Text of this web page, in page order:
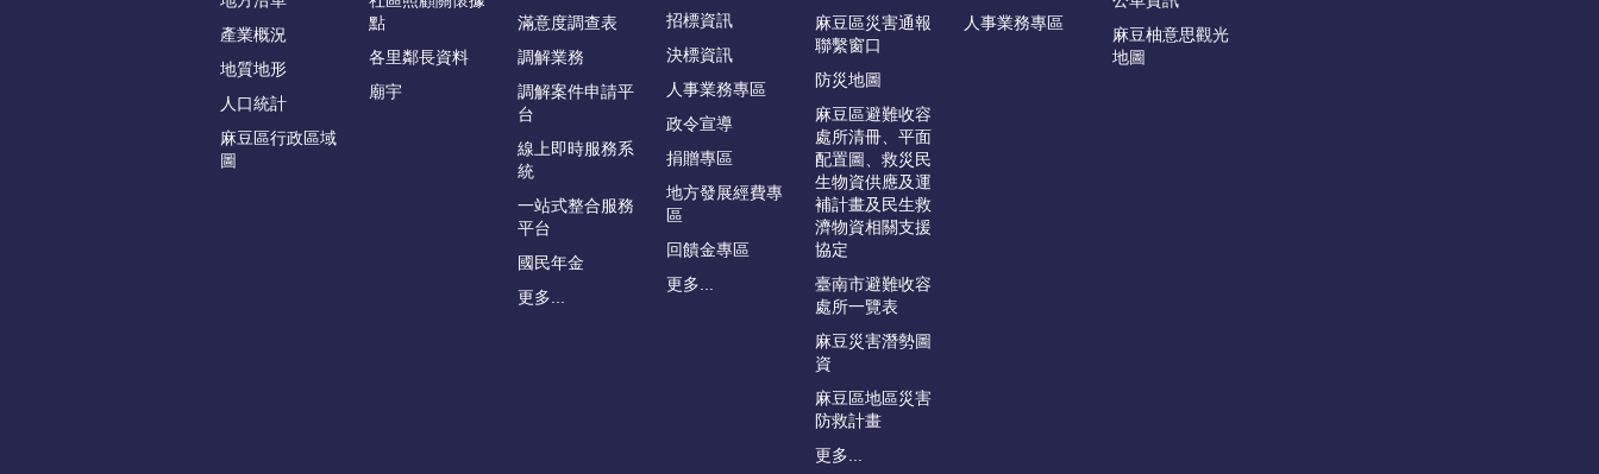
產業概況
地質地形
人口統計
麻豆區行政區域
圖
點
各里鄰長資料
廟宇
滿意度調查表
調解業務
調解案件申請平
台
線上即時服務系
統
一站式整合服務
平台
國民年金
更多...
招標資訊
決標資訊
人事業務專區
政令宣導
捐贈專區
地方發展經費專
區
回饋金專區
更多...
麻豆區災害通報
聯繫窗口
防災地圖
麻豆區避難收容
處所清冊、平面
配置圖、救災民
生物資供應及運
補計畫及民生救
濟物資相關支援
協定
臺南市避難收容
處所一覽表
麻豆災害潛勢圖
資
麻豆區地區災害
防救計畫
更多...
人事業務專區
麻豆柚意思觀光
地圖